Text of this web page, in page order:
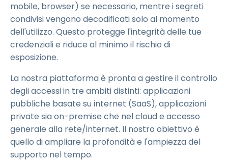
mobile, browser) se necessario, mentre i segreti
condivisi vengono decodificati solo al momento
dell'utilizzo. Questo protegge l'integrità delle tue
credenziali e riduce al minimo il rischio di
esposizione.
La nostra piattaforma è pronta a gestire il controllo
degli accessi in tre ambiti distinti: applicazioni
pubbliche basate su internet (SaaS), applicazioni
private sia on-premise che nel cloud e accesso
generale alla rete/internet. Il nostro obiettivo è
quello di ampliare la profondità e l'ampiezza del
supporto nel tempo.